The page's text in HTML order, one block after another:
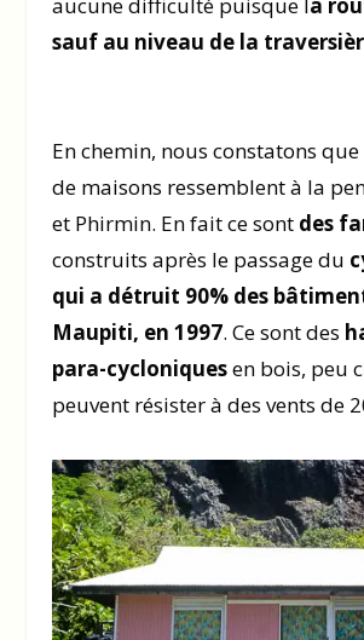
aucune difficulté puisque l a
sauf au niveau de la
En chemin, nous constatons
de maisons ressemblent à la
et Phirmin. En fait ce sont des
construits après le passage du
qui a détruit 90% des
Maupiti, en 1997. Ce sont des
para-cycloniquesen bois, peu
peuvent résister à des vents de